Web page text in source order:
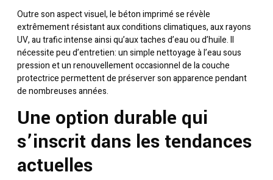
Outre son aspect visuel, le béton imprimé se révèle
extrêmement résistant aux conditions climatiques, aux rayons
UV, au trafic intense ainsi qu’aux taches d’eau ou d’huile. Il
nécessite peu d’entretien: un simple nettoyage à l’eau sous
pression et un renouvellement occasionnel de la couche
protectrice permettent de préserver son apparence pendant
de nombreuses années.
Une option durable qui
s’inscrit dans les tendances
actuelles